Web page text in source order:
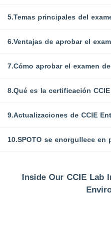
5.Temas principales del
6.Ventajas de aprobar el
9.Actualizaciones de CCIE
Inside Our CCIE Lab